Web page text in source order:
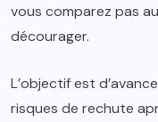
vous comparez pas
décourager.
L’objectif est
risques de rechute